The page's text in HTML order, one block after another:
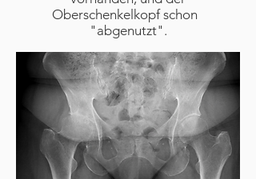
Oberschenkelkopf schon
"abgenutzt".